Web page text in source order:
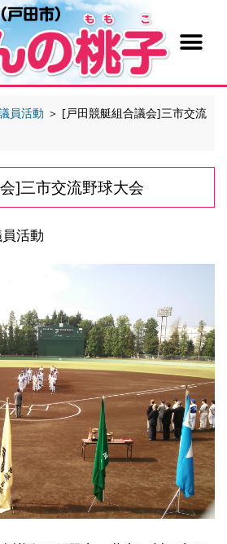
員活動 ＞ [戸田競艇組合議会]三市交流
]三市交流野球大会
活動